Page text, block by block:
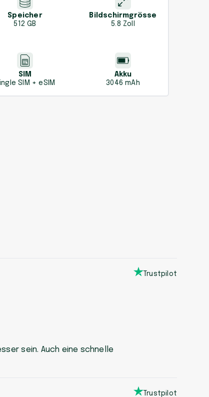
Speicher
512 GB
Bildschirmgrösse
5.8 Zoll
SIM
SIM + eSIM
Akku
3046 mAh
sein. Auch eine schnelle
Trustpilot
Trustpilot